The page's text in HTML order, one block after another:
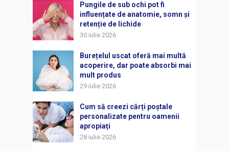
Pungile de sub ochi pot fi
influențate de anatomie, somn și
retenție de lichide
30 iulie 2026
Burețelul uscat oferă mai multă
acoperire, dar poate absorbi mai
mult produs
29 iulie 2026
Cum să creezi cărți poștale
personalizate pentru oamenii
apropiați
28 iulie 2026